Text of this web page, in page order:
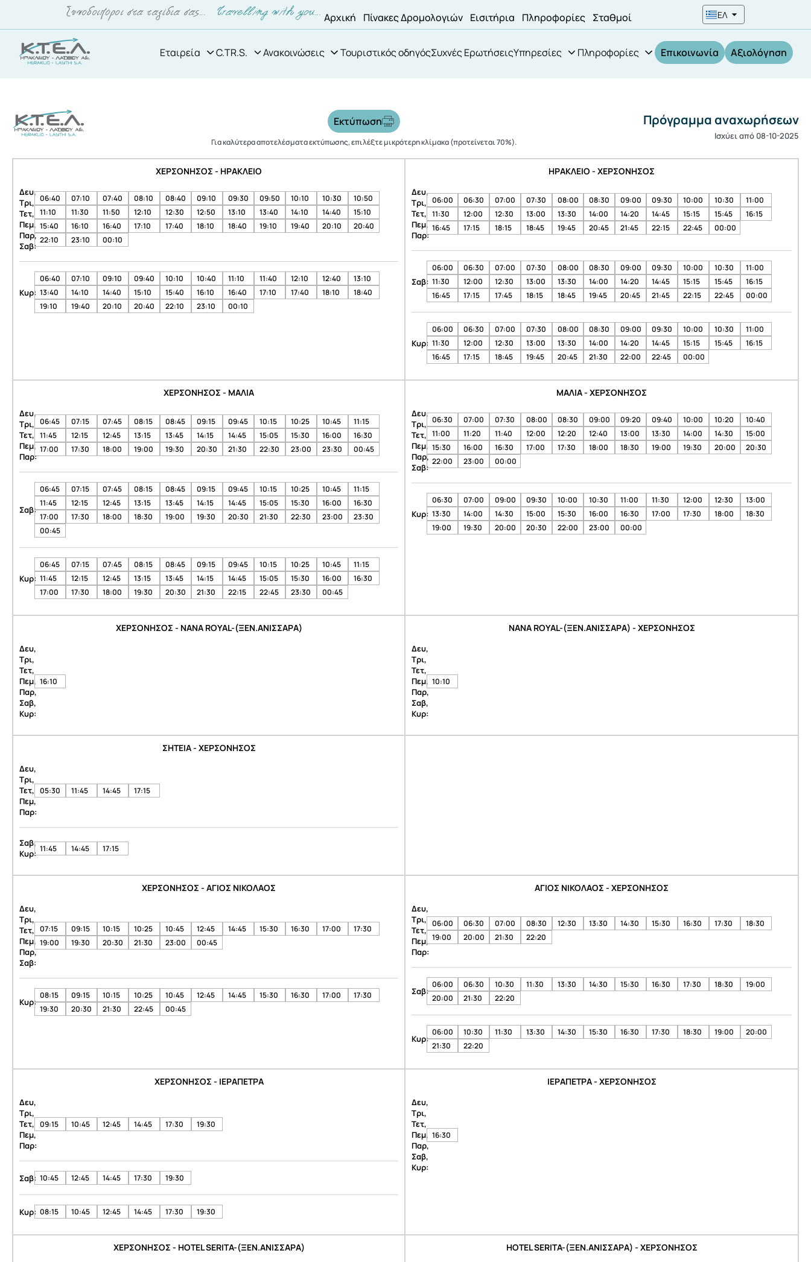
Αρχική Πίνακες Δρομολογιών Εισιτήρια Πληροφορίες Σταθμοί ΕΛ
Εταιρεία C.TR.S. Ανακοινώσεις Τουριστικός οδηγόςΣυχνές ΕρωτήσειςΥπηρεσίες Πληροφορίες Επικοινωνία Αξιολόγηση
Εκτύπωση
Για καλύτερα αποτελέσματα εκτύπωσης, επιλέξτε μικρότερη κλίμακα (προτείνεται 70%).
Πρόγραμμα αναχωρήσεων
Ισχύει από 08-10-2025
ΧΕΡΣΟΝΗΣΟΣ - ΗΡΑΚΛΕΙΟ
Δευ,
Τρι,
Τετ,
Πεμ,
Παρ,
Σαβ:
06:40 07:10 07:40 08:10 08:40 09:10 09:30 09:50 10:10 10:30
10:50
11:10
11:30 11:50 12:10 12:30 12:50 13:10 13:40 14:10 14:40
15:10
15:40
16:10 16:40 17:10 17:40 18:10 18:40 19:10 19:40 20:10
20:40
22:10
23:10 00:10
Κυρ:
06:40 07:10 09:10 09:40 10:10 10:40 11:10 11:40 12:10 12:40
13:10
13:40
14:10 14:40 15:10 15:40 16:10 16:40 17:10 17:40 18:10
18:40
19:10
19:40 20:10 20:40 22:10 23:10 00:10
ΗΡΑΚΛΕΙΟ - ΧΕΡΣΟΝΗΣΟΣ
Δευ,
Τρι,
Τετ,
Πεμ,
Παρ:
06:00 06:30 07:00 07:30 08:00 08:30 09:00 09:30 10:00 10:30
11:00
11:30
12:00 12:30 13:00 13:30 14:00 14:20 14:45 15:15 15:45
16:15
16:45
17:15 18:15 18:45 19:45 20:45 21:45 22:15 22:45 00:00
Σαβ:
06:00 06:30 07:00 07:30 08:00 08:30 09:00 09:30 10:00 10:30
11:00
11:30
12:00 12:30 13:00 13:30 14:00 14:20 14:45 15:15 15:45
16:15
16:45
17:15 17:45 18:15 18:45 19:45 20:45 21:45 22:15 22:45 00:00
Κυρ:
06:00 06:30 07:00 07:30 08:00 08:30 09:00 09:30 10:00 10:30
11:00
11:30
12:00 12:30 13:00 13:30 14:00 14:20 14:45 15:15 15:45
16:15
16:45
17:15 18:45 19:45 20:45 21:30 22:00 22:45 00:00
ΧΕΡΣΟΝΗΣΟΣ - ΜΑΛΙΑ
Δευ,
Τρι,
Τετ,
Πεμ,
Παρ:
06:45 07:15 07:45 08:15 08:45 09:15 09:45 10:15 10:25 10:45
11:15
11:45
12:15 12:45 13:15 13:45 14:15 14:45 15:05 15:30 16:00
16:30
17:00
17:30 18:00 19:00 19:30 20:30 21:30 22:30 23:00 23:30 00:45
Σαβ:
06:45 07:15 07:45 08:15 08:45 09:15 09:45 10:15 10:25 10:45
11:15
11:45
12:15 12:45 13:15 13:45 14:15 14:45 15:05 15:30 16:00
16:30
17:00
17:30 18:00 18:30 19:00 19:30 20:30 21:30 22:30 23:00
23:30
00:45
Κυρ:
06:45 07:15 07:45 08:15 08:45 09:15 09:45 10:15 10:25 10:45
11:15
11:45
12:15 12:45 13:15 13:45 14:15 14:45 15:05 15:30 16:00
16:30
17:00
17:30 18:00 19:30 20:30 21:30 22:15 22:45 23:30 00:45
ΜΑΛΙΑ - ΧΕΡΣΟΝΗΣΟΣ
Δευ,
Τρι,
Τετ,
Πεμ,
Παρ,
Σαβ:
06:30 07:00 07:30 08:00 08:30 09:00 09:20 09:40 10:00 10:20
10:40
11:00
11:20 11:40 12:00 12:20 12:40 13:00 13:30 14:00 14:30
15:00
15:30
16:00 16:30 17:00 17:30 18:00 18:30 19:00 19:30 20:00
20:30
22:00
23:00 00:00
Κυρ:
06:30 07:00 09:00 09:30 10:00 10:30 11:00 11:30 12:00 12:30
13:00
13:30
14:00 14:30 15:00 15:30 16:00 16:30 17:00 17:30 18:00
18:30
19:00
19:30 20:00 20:30 22:00 23:00 00:00
ΧΕΡΣΟΝΗΣΟΣ - NANA ROYAL-(ΞΕΝ.ΑΝΙΣΣΑΡΑ)
Δευ,
Τρι,
Τετ,
Πεμ,
Παρ,
Σαβ,
Κυρ:
16:10
NANA ROYAL-(ΞΕΝ.ΑΝΙΣΣΑΡΑ) - ΧΕΡΣΟΝΗΣΟΣ
Δευ,
Τρι,
Τετ,
Πεμ,
Παρ,
Σαβ,
Κυρ:
10:10
ΣΗΤΕΙΑ - ΧΕΡΣΟΝΗΣΟΣ
Δευ,
Τρι,
Τετ,
Πεμ,
Παρ:
05:30 11:45 14:45 17:15
Σαβ,
Κυρ: 11:45 14:45 17:15
ΧΕΡΣΟΝΗΣΟΣ - ΑΓΙΟΣ ΝΙΚΟΛΑΟΣ
Δευ,
Τρι,
Τετ,
Πεμ,
Παρ,
Σαβ:
07:15 09:15 10:15 10:25 10:45 12:45 14:45 15:30 16:30 17:00
17:30
19:00
19:30 20:30 21:30 23:00 00:45
Κυρ:
08:15 09:15 10:15 10:25 10:45 12:45 14:45 15:30 16:30 17:00
17:30
19:30
20:30 21:30 22:45 00:45
ΑΓΙΟΣ ΝΙΚΟΛΑΟΣ - ΧΕΡΣΟΝΗΣΟΣ
Δευ,
Τρι,
Τετ,
Πεμ,
Παρ:
06:00 06:30 07:00 08:30 12:30 13:30 14:30 15:30 16:30 17:30
18:30
19:00
20:00 21:30 22:20
Σαβ:
06:00 06:30 10:30 11:30 13:30 14:30 15:30 16:30 17:30 18:30
19:00
20:00
21:30 22:20
Κυρ:
06:00 10:30 11:30 13:30 14:30 15:30 16:30 17:30 18:30 19:00
20:00
21:30
22:20
ΧΕΡΣΟΝΗΣΟΣ - ΙΕΡΑΠΕΤΡΑ
Δευ,
Τρι,
Τετ,
Πεμ,
Παρ:
09:15 10:45 12:45 14:45 17:30 19:30
Σαβ: 10:45 12:45 14:45 17:30 19:30
Κυρ: 08:15 10:45 12:45 14:45 17:30 19:30
ΙΕΡΑΠΕΤΡΑ - ΧΕΡΣΟΝΗΣΟΣ
Δευ,
Τρι,
Τετ,
Πεμ,
Παρ,
Σαβ,
Κυρ:
16:30
ΧΕΡΣΟΝΗΣΟΣ - HOTEL SERITA-(ΞΕΝ.ΑΝΙΣΣΑΡΑ) HOTEL SERITA-(ΞΕΝ.ΑΝΙΣΣΑΡΑ) - ΧΕΡΣΟΝΗΣΟΣ